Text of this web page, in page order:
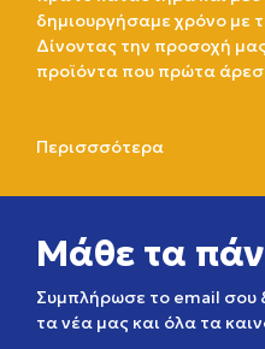
δημιουργήσαμε χρόνο με
Δίνοντας την προσοχή
προϊόντα που πρώτα
Περισσσότερα
Μάθε τα
Συμπλήρωσε το email σου
τα νέα μας και όλα τα